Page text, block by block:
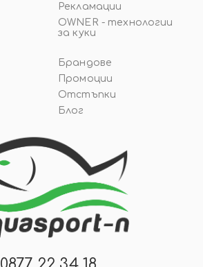
Рекламации
OWNER - технологии
за куки
Брандове
Промоции
Отстъпки
Блог